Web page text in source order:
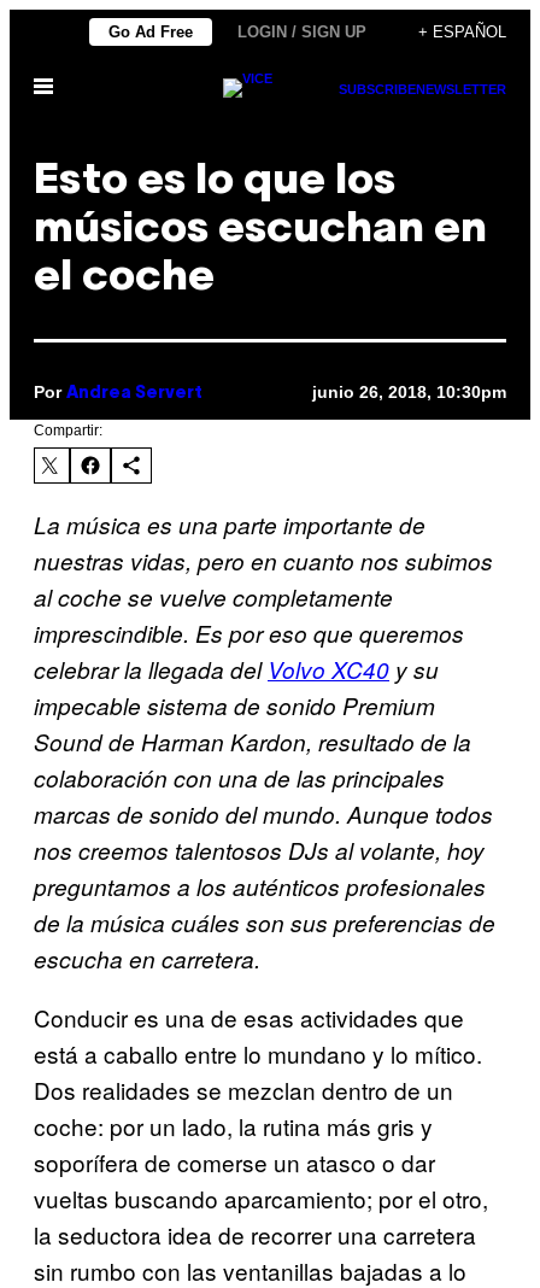
contenido
Go Ad Free LOGIN / SIGN UP + ESPAÑOL
Abrir
SUBSCRIBENEWSLETTER
Esto es lo que los
músicos escuchan en
el coche
Por Andrea Servert junio 26, 2018, 10:30pm
Compartir:
La música es una parte importante de
nuestras vidas, pero en cuanto nos subimos
al coche se vuelve completamente
imprescindible. Es por eso que queremos
celebrar la llegada del Volvo XC40 y su
impecable sistema de sonido Premium
Sound de Harman Kardon, resultado de la
colaboración con una de las principales
marcas de sonido del mundo. Aunque todos
nos creemos talentosos DJs al volante, hoy
preguntamos a los auténticos profesionales
de la música cuáles son sus preferencias de
escucha en carretera.
Conducir es una de esas actividades que
está a caballo entre lo mundano y lo mítico.
Dos realidades se mezclan dentro de un
coche: por un lado, la rutina más gris y
soporífera de comerse un atasco o dar
vueltas buscando aparcamiento; por el otro,
la seductora idea de recorrer una carretera
sin rumbo con las ventanillas bajadas a lo